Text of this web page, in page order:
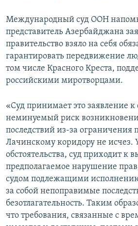
Международный суд ООН
представитель Азербайджана
правительство взяло на себя
гарантировать передвижение
том числе Красного Креста,
российскими миротворцами.
«Суд принимает это заявление
неминуемый риск
последствий из-за ограничения
Лачинскому коридору не исчез.
обстоятельства, суд приходит к
предполагаемое нарушение
судом подлежащими
за собой непоправимые
безотлагательность. Таким
что требования, связанные с